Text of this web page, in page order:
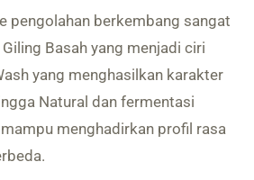
pengolahan berkembang sangat
Basah yang menjadi ciri
yang menghasilkan karakter
Natural dan fermentasi
menghadirkan profil rasa